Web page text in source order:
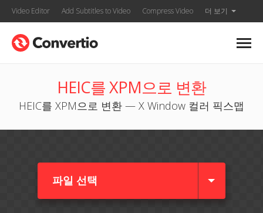
Video Editor Add Subtitles to Video Compress Video 더 보기
HEIC를 XPM으로 변환
HEIC를 XPM으로 변환 — X Window 컬러 픽스맵
파일 선택